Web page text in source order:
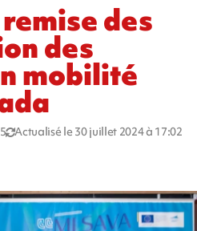
des
des
mobilité
Actualisé le 30 juillet 2024 à 17:02